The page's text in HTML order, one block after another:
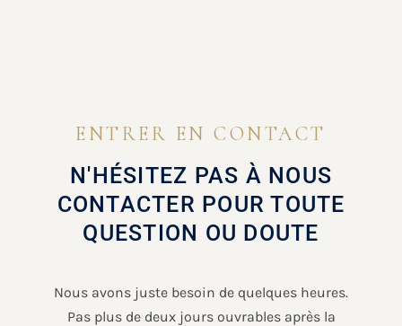
ENTRER EN CONTACT
N'HÉSITEZ PAS À NOUS
CONTACTER POUR TOUTE
QUESTION OU DOUTE
Nous avons juste besoin de quelques heures.
Pas plus de deux jours ouvrables après la